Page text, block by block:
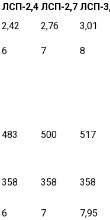
ЛСП-2,4 ЛСП-2,7 ЛСП-
2,42 2,76
3,01
6 7
8
483 500 517
358 358 358
6 7
7,95